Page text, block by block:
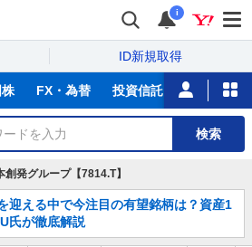
i
ID新規取得
FX・為替 投資信託 ニュース
検索
創発グループ【7814.T】
迎える中で今注目の有望銘柄は？資産1
氏が徹底解説